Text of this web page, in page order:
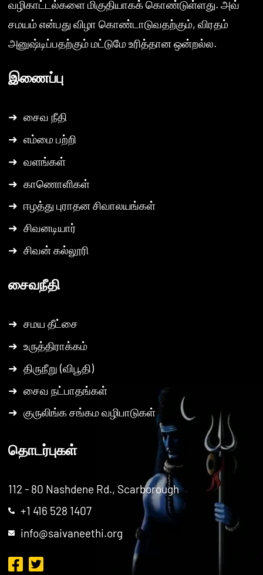
வழிகாட்டல்களை மிகுதியாகக் கொண்டுள்ளது. அவ்
சமயம் என்பது விழா கொண்டாடுவதற்கும், விரதம்
அனுஷ்டிப்பதற்கும் மட்டுமே உரித்தான ஒன்றல்ல.
இணைப்பு
➜ சைவ நீதி
➜ எம்மை பற்றி
➜ வளங்கள்
➜ காணொளிகள்
➜ ஈழத்து புராதன சிவாலயங்கள்
➜ சிவனடியார்
➜ சிவன் கல்லூரி
சைவநீதி
➜ சமய தீட்சை
➜ உருத்திராக்கம்
➜ திருநீறு (விபூதி)
➜ சைவ நட்பாதங்கள்
➜ குருலிங்க சங்கம வழிபாடுகள்
தொடர்புகள்
112 - 80 Nashdene Rd., Scarborough
+1 416 528 1407
info@saivaneethi.org